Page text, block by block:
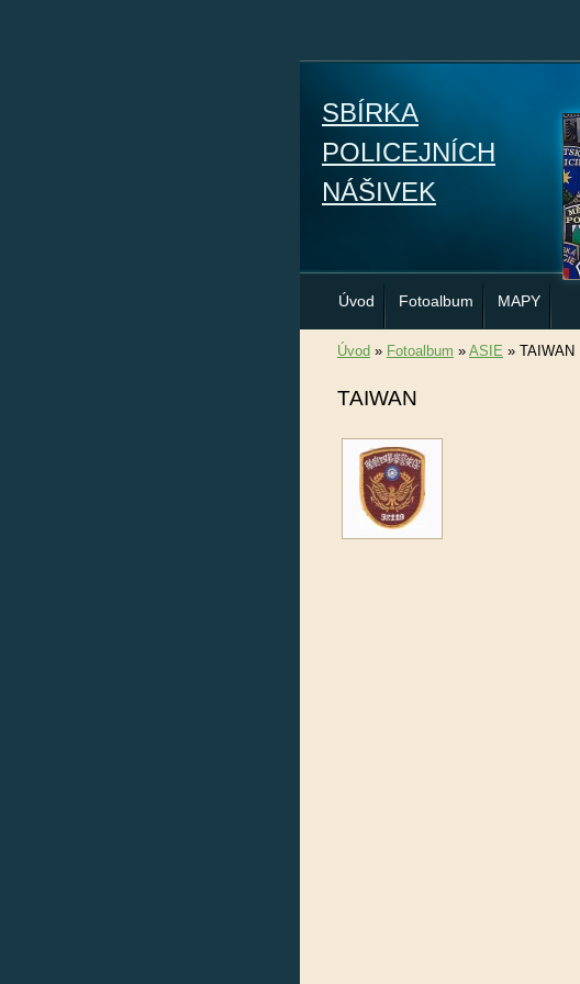
SBÍRKA
POLICEJNÍCH
NÁŠIVEK
Úvod Fotoalbum MAPY
Úvod » Fotoalbum » ASIE » TAIWAN
TAIWAN